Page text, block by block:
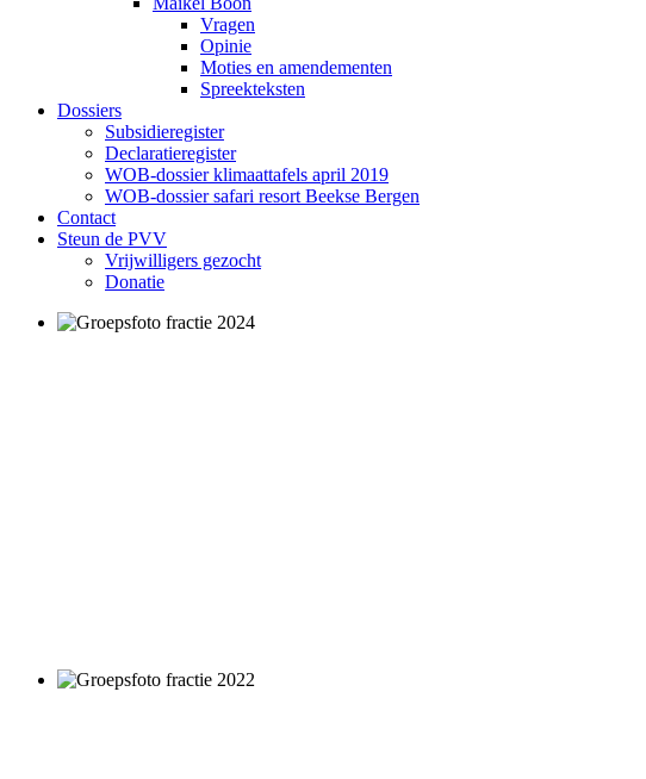
Vragen
Opinie
Moties en amendementen
Spreekteksten
Dossiers
Subsidieregister
Declaratieregister
WOB-dossier klimaattafels april 2019
WOB-dossier safari resort Beekse Bergen
Contact
Steun de PVV
Vrijwilligers gezocht
Donatie